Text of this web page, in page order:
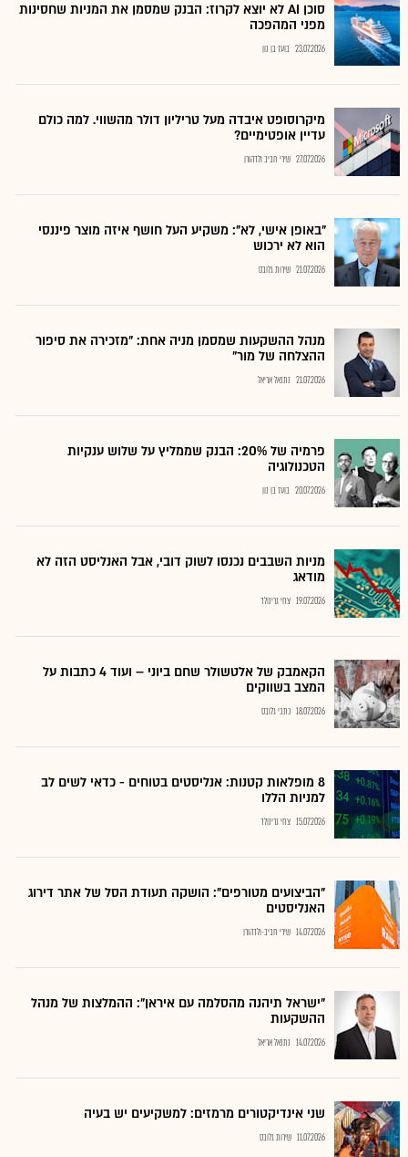
סוכן AI לא יוצא לקרוז: הבנק שמסמן את המניות שחסינות
מפני המהפכה
23.07.2026 בועז בן נון
מיקרוסופט איבדה מעל טריליון דולר מהשווי. למה כולם
עדיין אופטימיים?
27.07.2026 שירי חביב ולדהורן
"באופן אישי, לא": משקיע העל חושף איזה מוצר פיננסי
הוא לא ירכוש
21.07.2026 שירות גלובס
מנהל ההשקעות שמסמן מניה אחת: "מזכירה את סיפור
ההצלחה של מור"
21.07.2026 נתנאל אריאל
פרמיה של 20%: הבנק שממליץ על שלוש ענקיות
הטכנולוגיה
20.07.2026 בועז בן נון
מניות השבבים נכנסו לשוק דובי, אבל האנליסט הזה לא
מודאג
19.07.2026 צחי גרינולד
הקאמבק של אלטשולר שחם ביוני – ועוד 4 כתבות על
המצב בשווקים
18.07.2026 כתבי גלובס
8 מופלאות קטנות: אנליסטים בטוחים - כדאי לשים לב
למניות הללו
15.07.2026 צחי גרינולד
"הביצועים מטורפים": הושקה תעודת הסל של אתר דירוג
האנליסטים
14.07.2026 שירי חביב-ולדהורן
"ישראל תיהנה מהסלמה עם איראן": ההמלצות של מנהל
ההשקעות
14.07.2026 נתנאל אריאל
שני אינדיקטורים מרמזים: למשקיעים יש בעיה
11.07.2026 שירות גלובס